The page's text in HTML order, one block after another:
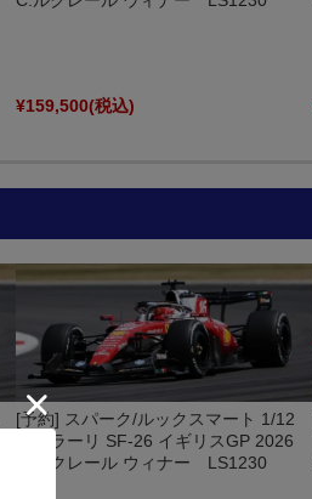
¥159,500(税込)
[予約] スパーク/ルックスマート 1/12
フェラーリ SF-26 イギリスGP 2026
C.ルクレール ウィナー LS1230